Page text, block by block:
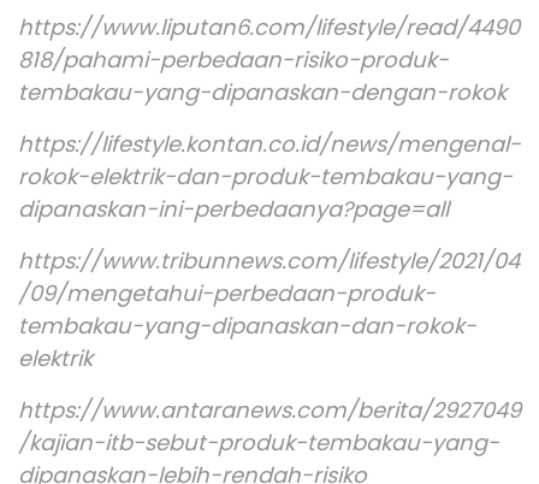
https://www.liputan6.com/lifestyle/read/4490
818/pahami-perbedaan-risiko-produk-
tembakau-yang-dipanaskan-dengan-rokok
https://lifestyle.kontan.co.id/news/mengenal-
rokok-elektrik-dan-produk-tembakau-yang-
dipanaskan-ini-perbedaanya?page=all
https://www.tribunnews.com/lifestyle/2021/04
/09/mengetahui-perbedaan-produk-
tembakau-yang-dipanaskan-dan-rokok-
elektrik
https://www.antaranews.com/berita/2927049
/kajian-itb-sebut-produk-tembakau-yang-
dipanaskan-lebih-rendah-risiko